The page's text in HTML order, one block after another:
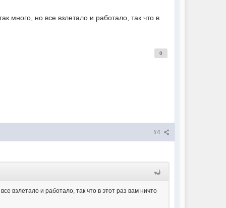
много, но все взлетало и работало, так что в
0
#4
взлетало и работало, так что в этот раз вам ничто